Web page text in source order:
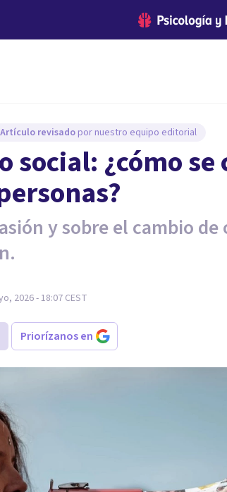
Artículo revisado por nuestro equipo editorial
social: ¿cómo se
y sobre el cambio
2026 - 18:07CEST
Priorízanos en